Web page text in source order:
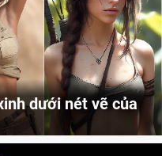
dưới nét vẽ của
Cùng đến với những hình ảnh Lala Croft của Tomb Raider dưới nét vẽ của AI. Một cô nàng xinh đẹp, nóng bỏng nhưng cũng rắn rỏi và mạnh mẽ.